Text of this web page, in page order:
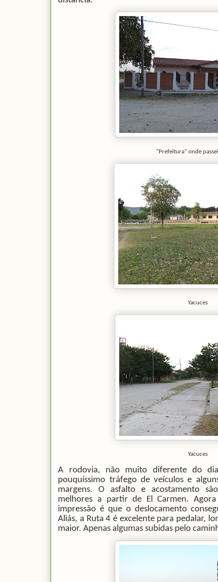
"Prefeitura" onde
Yacuces
Yacuces
A rodovia, não muito diferente do
pouquíssimo tráfego de veículos e
margens. O asfalto e acostamento
melhores a partir de El Carmen.
impressão é que o deslocamento
Aliás, a Ruta 4 é excelente para pedalar,
maior. Apenas algumas subidas pelo